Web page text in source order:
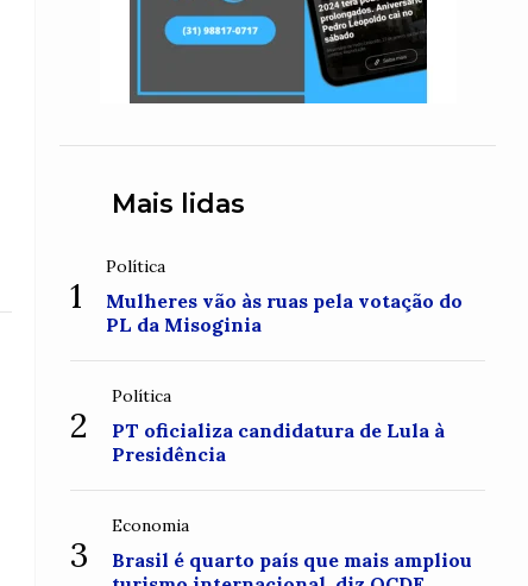
Mais lidas
1
Política
Mulheres vão às ruas pela votação do
PL da Misoginia
2
Política
PT oficializa candidatura de Lula à
Presidência
3
Economia
Brasil é quarto país que mais ampliou